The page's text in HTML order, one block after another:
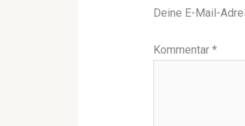
Deine E-Mail-
Kommentar *